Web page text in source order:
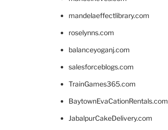
mandelaeffectlibrary.com
roselynns.com
balanceyoganj.com
salesforceblogs.com
TrainGames365.com
BaytownEvaCationRentals.com
JabalpurCakeDelivery.com